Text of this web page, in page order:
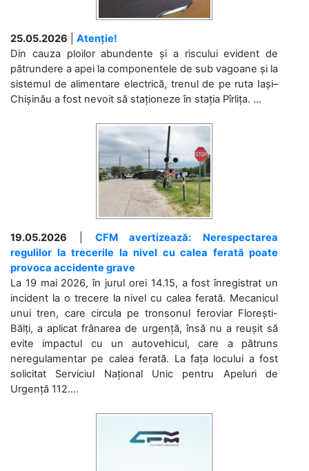
25.05.2026
Atenție!
Din cauza ploilor abundente și a riscului evident de
pătrundere a apei la componentele de sub vagoane și la
sistemul de alimentare electrică, trenul de pe ruta Iași–
Chișinău a fost nevoit să staționeze în stația Pîrlița. ...
19.05.2026
CFM avertizează: Nerespectarea
regulilor la trecerile la nivel cu calea ferată poate
provoca accidente grave
La 19 mai 2026, în jurul orei 14.15, a fost înregistrat un
incident la o trecere la nivel cu calea ferată. Mecanicul
unui tren, care circula pe tronsonul feroviar Florești-
Bălți, a aplicat frânarea de urgență, însă nu a reușit să
evite impactul cu un autovehicul, care a pătruns
neregulamentar pe calea ferată. La fața locului a fost
solicitat Serviciul Național Unic pentru Apeluri de
Urgență 112....